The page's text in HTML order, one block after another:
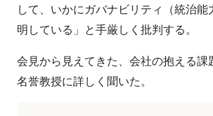
して、いかにガバナビリティ（統治
明している」と手厳しく批判する。
会見から見えてきた、会社の抱える課
名誉教授に詳しく聞いた。